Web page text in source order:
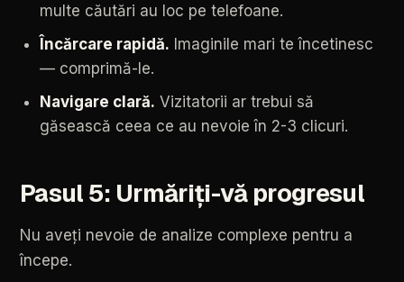
multe căutări au loc pe telefoane.
Încărcare rapidă. Imaginile mari te încetinesc
— comprimă-le.
Navigare clară. Vizitatorii ar trebui să
găsească ceea ce au nevoie în 2-3 clicuri.
Pasul 5: Urmăriți-vă progresul
Nu aveți nevoie de analize complexe pentru a
începe.